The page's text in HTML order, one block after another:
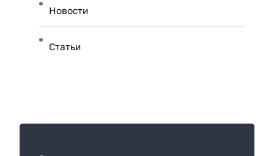
Новости
Статьи
К